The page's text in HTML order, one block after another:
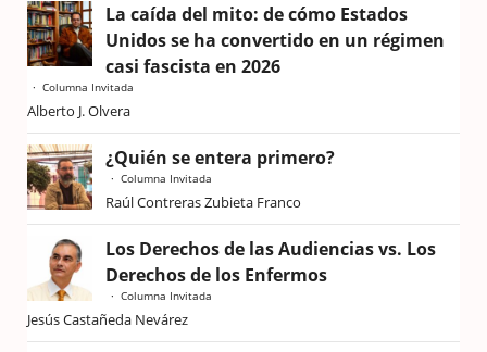
La caída del mito: de cómo Estados
Unidos se ha convertido en un régimen
casi fascista en 2026
Columna Invitada
Alberto J. Olvera
¿Quién se entera primero?
Columna Invitada
Raúl Contreras Zubieta Franco
Los Derechos de las Audiencias vs. Los
Derechos de los Enfermos
Columna Invitada
Jesús Castañeda Nevárez